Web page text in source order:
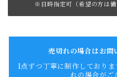
※日時指定可（希望の方は備
売切れの場合はお問
1点ずつ丁寧に制作しており
れの場合がご